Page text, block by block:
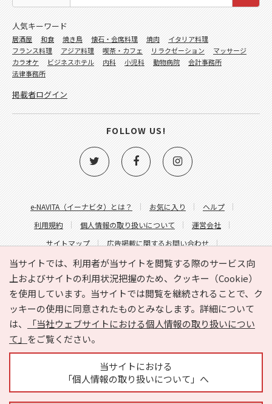
当サイトでは、利用者が当サイトを閲覧する際のサービス向
上およびサイトの利用状況把握のため、クッキー（Cookie）
を使用しています。当サイトでは閲覧を継続されることで、ク
ッキーの使用に同意されたものとみなします。詳細について
は、
「当社ウェブサイトにおける個人情報の取り扱いについ
て」 をご覧ください。
当サイトにおける
「個人情報の取り扱いについて」へ
e-NAVITA（イーナビタ）とは？ お気に入り
ヘルプ
利用規約
個人情報の取り扱いについて
運営会社
サイトマップ
広告掲載に関するお問い合わせ
サイトの内容に関するお問い合わせ
人気キーワード
居酒屋 和食 焼き鳥 懐石・会席料理 焼肉
イタリア料理
フランス料理
アジア料理 喫茶・カフェ リラクゼーション
マッサージ
カラオケ
ビジネスホテル 内科 小児科 動物病院
会計事務所
法律事務所
掲載者ログイン
FOLLOW US!
Copyright © HYOJITO.Co.,Ltd. All Rights Reserved.